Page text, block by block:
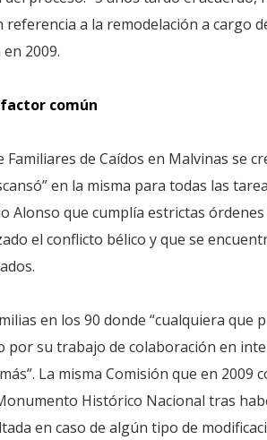
referencia a la remodelación a cargo
2009.
común
Familiares de Caídos en Malvinas se
en la misma para todas las
Alonso que cumplía estrictas
el conflicto bélico y que se
en los 90 donde “cualquiera
por su trabajo de colaboración en
La misma Comisión que en 2009
Histórico Nacional tras
en caso de algún tipo de